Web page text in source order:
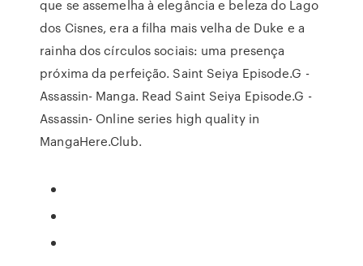
que se assemelha à elegância e beleza do Lago
dos Cisnes, era a filha mais velha de Duke e a
rainha dos círculos sociais: uma presença
próxima da perfeição. Saint Seiya Episode.G -
Assassin- Manga. Read Saint Seiya Episode.G -
Assassin- Online series high quality in
MangaHere.Club.